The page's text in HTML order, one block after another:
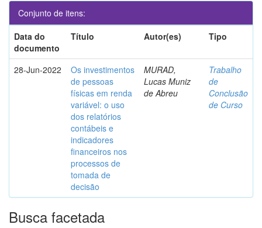
Conjunto de itens:
Data do
documento
Título Autor(es) Tipo
28-Jun-2022
Os investimentos
de pessoas
físicas em renda
variável: o uso
dos relatórios
contábeis e
indicadores
financeiros nos
processos de
tomada de
decisão
MURAD,
Lucas Muniz
de Abreu
Trabalho
de
Conclusão
de Curso
Busca facetada